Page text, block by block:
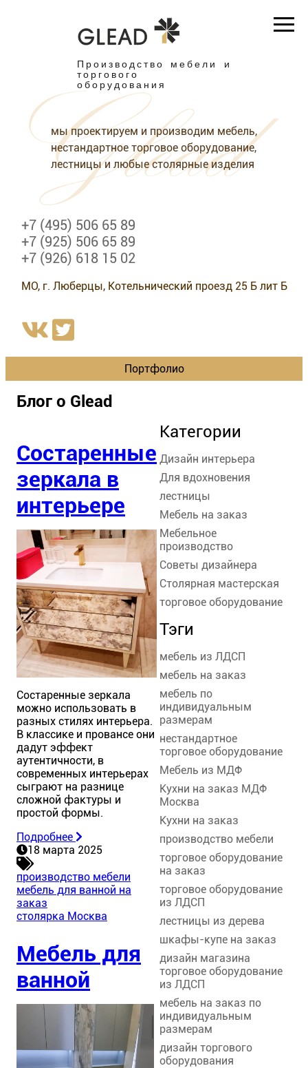
Производство мебели и
торгового
оборудования
мы проектируем и производим мебель,
нестандартное торговое оборудование,
лестницы и любые столярные изделия
+7 (495) 506 65 89
+7 (925) 506 65 89
+7 (926) 618 15 02
МО, г. Люберцы, Котельнический проезд 25 Б лит Б
Портфолио
Блог о Glead
Состаренные
зеркала в
интерьере
Состаренные зеркала
можно использовать в
разных стилях интерьера.
В классике и провансе они
дадут эффект
аутентичности, в
современных интерьерах
сыграют на разнице
сложной фактуры и
простой формы.
Подробнее
18 марта 2025
производство мебели
мебель для ванной на
заказ
столярка Москва
Мебель для
ванной
Категории
Дизайн интерьера
Для вдохновения
лестницы
Мебель на заказ
Мебельное
производство
Советы дизайнера
Столярная мастерская
торговое оборудование
Тэги
мебель из ЛДСП
мебель на заказ
мебель по
индивидуальным
размерам
нестандартное
торговое оборудование
Мебель из МДФ
Кухни на заказ МДФ
Москва
Кухни на заказ
производство мебели
торговое оборудование
на заказ
торговое оборудование
из ЛДСП
лестницы из дерева
шкафы-купе на заказ
дизайн магазина
торговое оборудование
из ЛДСП
мебель на заказ по
индивидуальным
размерам
дизайн торгового
оборудования